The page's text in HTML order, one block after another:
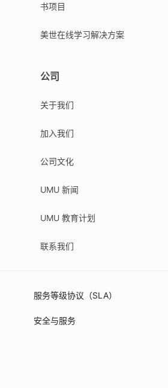
书项目
美世在线学习解决方案
公司
关于我们
加入我们
公司文化
UMU 新闻
UMU 教育计划
联系我们
服务等级协议（SLA）
安全与服务